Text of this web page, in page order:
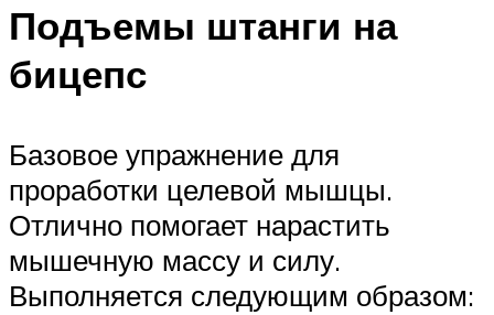
Подъемы штанги на
бицепс
Базовое упражнение для
проработки целевой мышцы.
Отлично помогает нарастить
мышечную массу и силу.
Выполняется следующим образом: